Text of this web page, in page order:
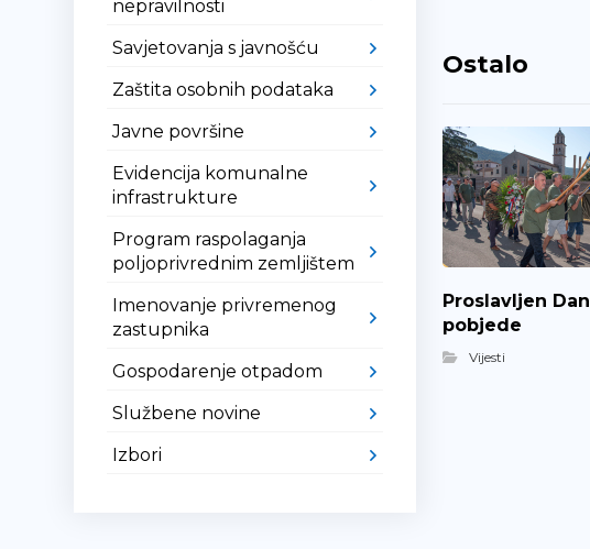
Ostalo
Proslavljen Dan
pobjede
Vijesti
nepravilnosti
Savjetovanja s javnošću
Zaštita osobnih podataka
Javne površine
Evidencija komunalne
infrastrukture
Program raspolaganja
poljoprivrednim zemljištem
Imenovanje privremenog
zastupnika
Gospodarenje otpadom
Službene novine
Izbori